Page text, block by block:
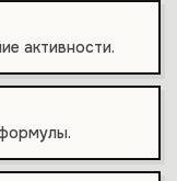
активности.